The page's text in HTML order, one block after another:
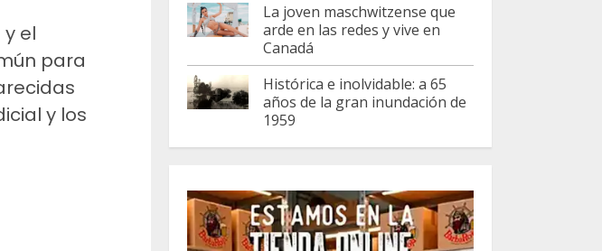
el
para
y los
La joven maschwitzense que
arde en las redes y vive en
Canadá
Histórica e inolvidable: a 65
años de la gran inundación de
1959